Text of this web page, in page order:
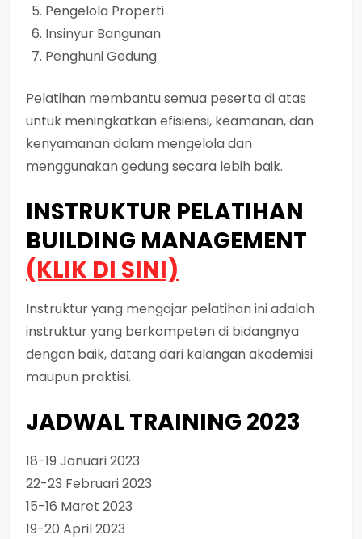
Pengelola Properti
Insinyur Bangunan
Penghuni Gedung
Pelatihan membantu semua peserta di atas
untuk meningkatkan efisiensi, keamanan, dan
kenyamanan dalam mengelola dan
menggunakan gedung secara lebih baik.
INSTRUKTUR PELATIHAN
BUILDING MANAGEMENT
(KLIK DI SINI)
Instruktur yang mengajar pelatihan ini adalah
instruktur yang berkompeten di bidangnya
dengan baik, datang dari kalangan akademisi
maupun praktisi.
JADWAL TRAINING 2023
18-19 Januari 2023
22-23 Februari 2023
15-16 Maret 2023
19-20 April 2023